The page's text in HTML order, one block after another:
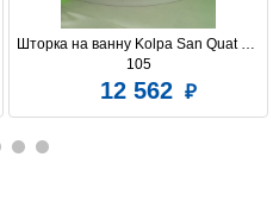
Шторка на ванну Kolpa San Quat TP
105
12 562